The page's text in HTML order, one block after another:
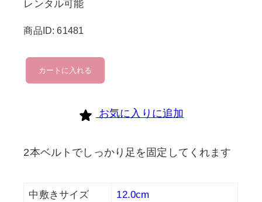
レンタル可能
商品ID: 61481
asics
個
カートに入れる
お気に入りに追加
2本ベルトでしっかり足を固定してくれます
中敷きサイズ 12.0cm